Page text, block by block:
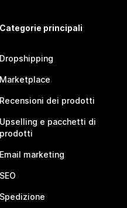
Categorie principali
Dropshipping
Marketplace
Recensioni dei prodotti
Upselling e pacchetti di
prodotti
Email marketing
SEO
Spedizione